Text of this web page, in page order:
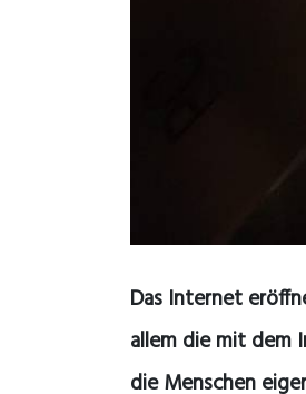
Das Internet
allem die mit dem
die Menschen